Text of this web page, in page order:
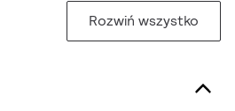
Rozwiń wszystko